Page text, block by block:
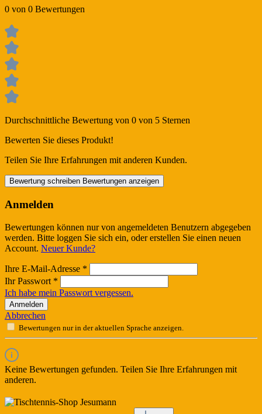
0 von 0 Bewertungen
Durchschnittliche Bewertung von 0 von 5 Sternen
Bewerten Sie dieses Produkt!
Teilen Sie Ihre Erfahrungen mit anderen Kunden.
Bewertung schreiben Bewertungen anzeigen
Anmelden
Bewertungen können nur von angemeldeten Benutzern abgegeben
werden. Bitte loggen Sie sich ein, oder erstellen Sie einen neuen
Account. Neuer Kunde?
Ihre E-Mail-Adresse *
Ihr Passwort *
Ich habe mein Passwort vergessen.
Anmelden
Abbrechen
Bewertungen nur in der aktuellen Sprache anzeigen.
Keine Bewertungen gefunden. Teilen Sie Ihre Erfahrungen mit
anderen.